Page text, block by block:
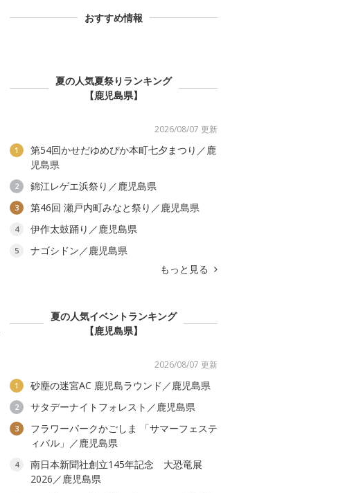
おすすめ情報
夏の人気夏祭りランキング
【鹿児島県】
2026/08/07 更新
1
第54回かせだゆめぴか本町七夕まつり／鹿
児島県
2 錦江レゲエ浜祭り／鹿児島県
3 第46回 瀬戸内町みなと祭り／鹿児島県
4 伊作太鼓踊り／鹿児島県
5
ナゴシドン／鹿児島県
もっと見る
夏の人気イベントランキング
【鹿児島県】
2026/08/07 更新
1 砂塵の迷宮AC 鹿児島ラウンド／鹿児島県
2 サタデーナイトフォレスト／鹿児島県
3
フラワーパークかごしま 「サマーフェステ
ィバル」／鹿児島県
4
南日本新聞社創立145年記念 大恐竜展
2026／鹿児島県